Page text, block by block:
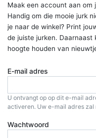
Maak een account aan om
Handig om die mooie jurk
je naar de winkel? Print
de juiste jurken.
hoogte houden van
E-mail adres
U ontvangt op op dit e-mail
activeren. Uw e-mail adres
Wachtwoord